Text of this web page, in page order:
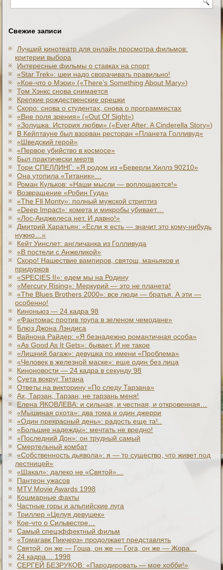
Свежие записи
Лучший кинотеатр для онлайн просмотра фильмов:
критерии выбора
Интересные фильмы о ставках на спорт
«Star Trek»: шеи надо сворачивать правильно!
«Кое-что о Мэри» («There’s Something About Mary»)
Том Хэнкс снова снимается
Крепкие рождественские орешки
Скоро: снова о студентах, снова о программистах
«Вне поля зрения» («Out Of Sight»)
«Золушка. История любви» («Ever After: A Cinderеlla Story»)
В Кейптауне был взорван ресторан «Планета Голливуд»
«Шведский герой»
«Первое убийство в космосе»
Был практически мертв
Тори СПЕЛЛИНГ: «Я родом из «Беверли Хиллз 90210»
Она утопила «Титаник»…
Роман Кульков: «Наши мысли — воплощаются!»
Возвращение «Робин Гуда»
«The Fll Monty»: полный мужской стриптиз
«Deep Impact»: комета и микробы убивает…
«Лос-Анджелеса нет. И давно!»
Дмитрий Харатьян: «Если я есть — значит это кому-нибудь
нужно…»
Кейт Уинслет: англичанка из Голливуда
«В постели с Анжеликой»
Скоро! Нашествие вампиров, святош, маньяков и
придурков
«SPECIES II»: едем мы на Родину
«Mercury Rising»: Меркурий — это не планета!
«The Blues Brothers 2000»: все люди — братья. А эти —
особенно!
Киноньюз — 24 кадра 98
«Фантомас против трупа в зеленом чемодане»
Блюз Джона Лэндиса
Вайнона Райдер: «Я безнадежно романтичная особа»
«As Good As It Gets»: бывает. И не такое
«Лишний багаж»: девушка по имени «Проблема»
«Человек в железной маске»: еще один без лица
Киноновости — 24 кадра в секунду 98
Суета вокруг Титана
Ответы на викторину «По следу Тарзана»
Ах, Тарзан, Тарзан, не тарзань меня!
Елена ЯКОВЛЕВА: и сильная, и честная, и откровенная…
«Мышиная охота»: два тома и один джерри
«Один прекрасный день»: радость еще та!..
«Большие надежды»: мечтать не вредно!
«Последний Дон»: он трудный самый
Смертельный комбат
«Собственность дьявола»: я — то существо, что живет под
лестницей»
«Шакал»: далеко не «Святой»…
Пантеон ужасов
MTV Movie Awards 1998
Кошмарные факты
Частные горы и альпийские луга
Триллер «Целуя девушек»
Кое-что о Сильвестре…
Самый спецэффектный фильм
«Томагавк Пикчерз» продолжает представлять
Святой: он же — Гоша, он же — Гога, он же — Жора…
24 кадра… 1998
СЕРГЕЙ БЕЗРУКОВ: «Пародировать — мое хобби!»